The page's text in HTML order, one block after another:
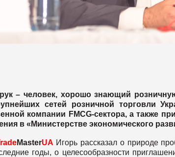
– человек, хорошо знающий
сетей розничной торговли
компании FMCG-сектора, а также
в «Министерстве экономического
MasterUA Игорь рассказал о природе
годы, о целесообразности